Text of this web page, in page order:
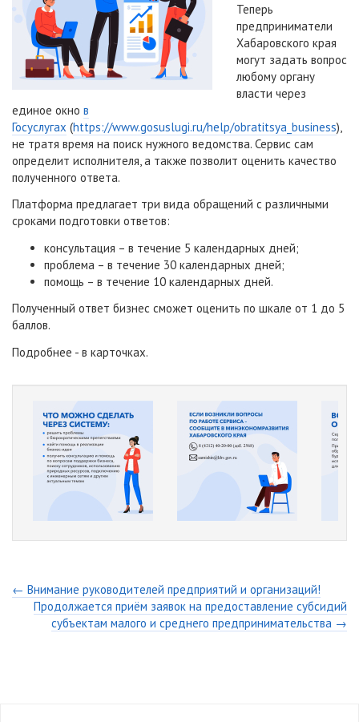
Теперь
предприниматели
Хабаровского края
могут задать вопрос
любому органу
власти через
единое окно в
Госуслугах (https://www.gosuslugi.ru/help/obratitsya_business),
не тратя время на поиск нужного ведомства. Сервис сам
определит исполнителя, а также позволит оценить качество
полученного ответа.
Платформа предлагает три вида обращений с различными
сроками подготовки ответов:
консультация – в течение 5 календарных дней;
проблема – в течение 30 календарных дней;
помощь – в течение 10 календарных дней.
Полученный ответ бизнес сможет оценить по шкале от 1 до 5
баллов.
Подробнее - в карточках.
← Внимание руководителей предприятий и организаций!
Продолжается приём заявок на предоставление субсидий
субъектам малого и среднего предпринимательства →